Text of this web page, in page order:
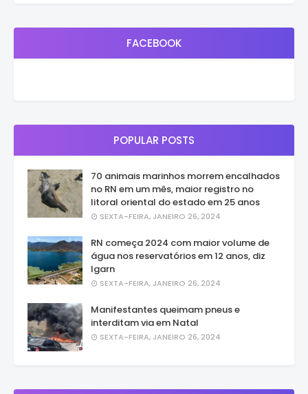
FACEBOOK
POPULAR POSTS
70 animais marinhos morrem encalhados
no RN em um mês, maior registro no
litoral oriental do estado em 25 anos
SEXTA-FEIRA, JANEIRO 26, 2024
RN começa 2024 com maior volume de
água nos reservatórios em 12 anos, diz
Igarn
SEXTA-FEIRA, JANEIRO 26, 2024
Manifestantes queimam pneus e
interditam via em Natal
SEXTA-FEIRA, JANEIRO 26, 2024